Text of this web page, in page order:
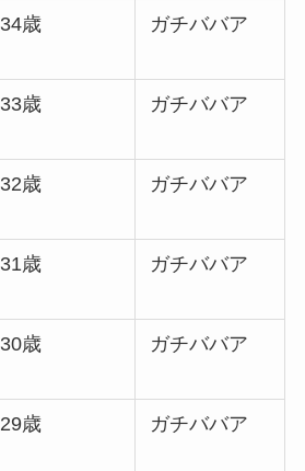
34歳 ガチババア
33歳 ガチババア
32歳 ガチババア
31歳 ガチババア
30歳 ガチババア
29歳 ガチババア